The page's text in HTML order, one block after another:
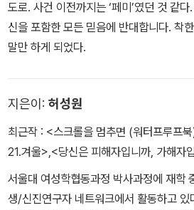
도로. 사건 이전까지는 ‘페미’였던 것 같
신을 포함한 모든 믿음에 반대합니다. 착
말만 하게 되었다.
지은이: 허성원
최근작 : <스크롤을 멈추면 (워터프루프
21.겨울> <당신은 피해자입니까, 가해자
서울대 여성학협동과정 박사과정에 재학
생/신진연구자 네트워크에서 활동하고